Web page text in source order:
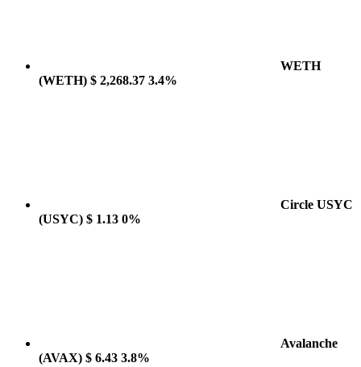
WETH
(WETH) $ 2,268.37 3.4%
Circle USYC
(USYC) $ 1.13 0%
Avalanche
(AVAX) $ 6.43 3.8%